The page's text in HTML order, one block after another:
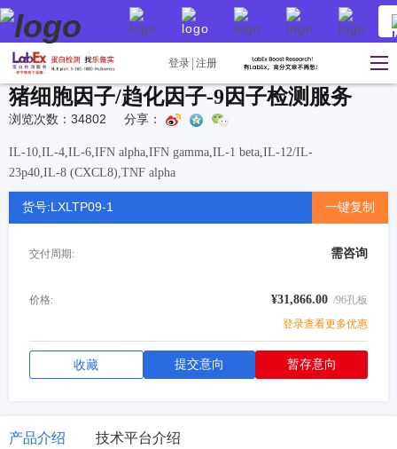
登录 注册
猪细胞因子/趋化因子-9因子检测服务
浏览次数：34802 分享：
IL-10,IL-4,IL-6,IFN alpha,IFN gamma,IL-1 beta,IL-12/IL-
23p40,IL-8 (CXCL8),TNF alpha
货号:LXLTP09-1 一键复制
交付周期: 需咨询
价格: ¥31,866.00 /96孔板
登录查看更多优惠
收藏 提交意向 暂存意向
产品介绍 技术平台介绍